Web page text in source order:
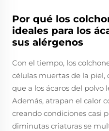
Por qué los
ideales para los
sus alérgenos
Con el tiempo, los
células muertas de la piel,
que a los ácaros del polvo
Además, atrapan el calor
creando condiciones casi
diminutas criaturas se